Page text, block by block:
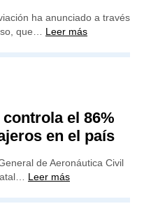
ha anunciado a través
que… Leer más
el 86%
en el país
de Aeronáutica Civil
Leer más